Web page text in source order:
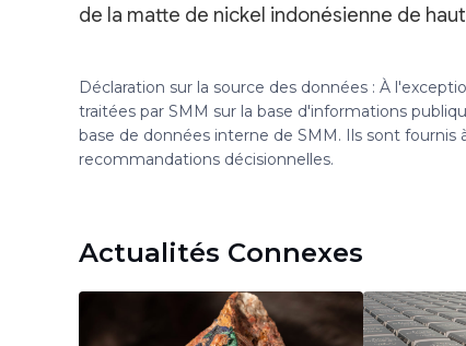
de la matte de nickel indonésienne de
Déclaration sur la source des données : À
traitées par SMM sur la base d'informations
base de données interne de SMM. Ils sont
recommandations décisionnelles.
Actualités Connexes